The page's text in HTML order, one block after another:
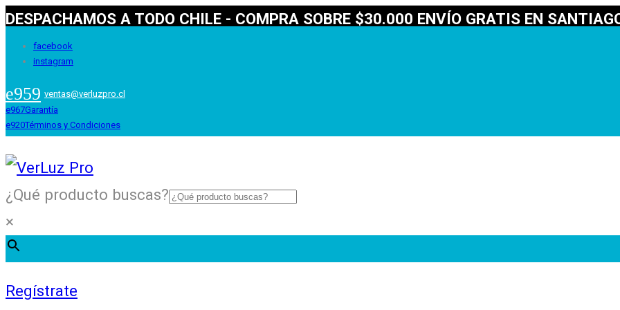
DESPACHAMOS A TODO CHILE - COMPRA SOBRE $30.000 ENVÍO GRATIS EN
facebook
instagram
ventas@verluzpro.cl
Garantía
Términos y Condiciones
¿Qué producto buscas?
×
Regístrate